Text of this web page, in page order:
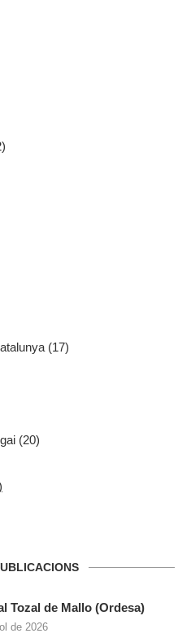
(17)
(20)
Tozal de Mallo (Ordesa)
de 2026